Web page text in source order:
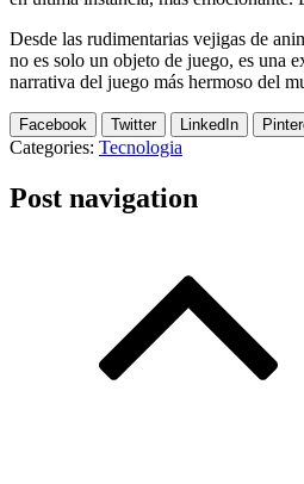
Desde las rudimentarias vejigas de
no es solo un objeto de juego, es una
narrativa del juego más hermoso del
Facebook Twitter LinkedIn
Categories: Tecnologia
Post navigation